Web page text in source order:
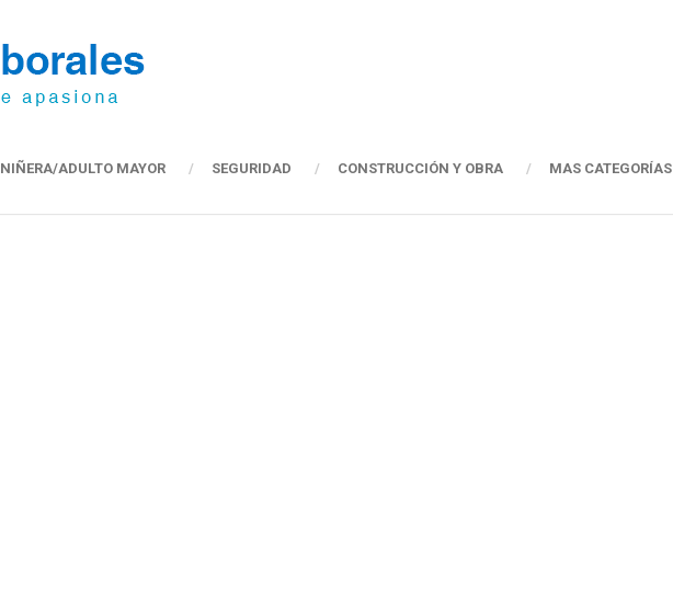
NIÑERA/ADULTO MAYOR SEGURIDAD CONSTRUCCIÓN Y OBRA
MAS CATEGORÍAS